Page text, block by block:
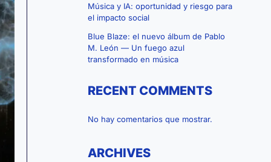
Música y IA: oportunidad y riesgo para
el impacto social
Blue Blaze: el nuevo álbum de Pablo
M. León — Un fuego azul
transformado en música
RECENT COMMENTS
No hay comentarios que mostrar.
ARCHIVES